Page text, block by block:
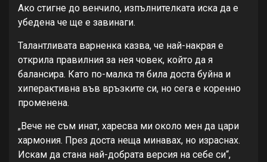
Ако стигне до венчило, изпълнителката иска да е
убедена че ще е завинаги.
Талантливата варненка казва, че най-накрая е
открила правилния за нея човек, който да я
балансира. Като по-малка тя била доста буйна и
хиперактивна във връзките си, но сега е коренно
променена.
„Вече не съм инат, харесва ми около мен да цари
хармония. През доста неща минавах, но израснах.
Искам да стана най-добрата версия на себе си“,